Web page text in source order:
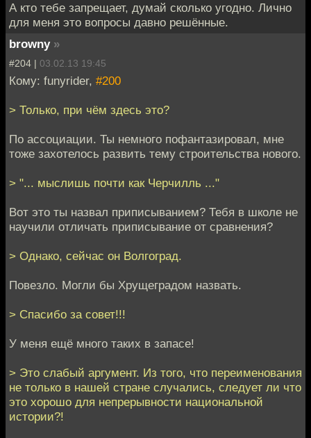
А кто тебе запрещает, думай сколько угодно. Лично
для меня это вопросы давно решённые.
browny »
#204 | 03.02.13 19:45
Кому: funyrider, #200
> Только, при чём здесь это?
По ассоциации. Ты немного пофантазировал, мне
тоже захотелось развить тему строительства нового.
> "... мыслишь почти как Черчилль ..."
Вот это ты назвал приписыванием? Тебя в школе не
научили отличать приписывание от сравнения?
> Однако, сейчас он Волгоград.
Повезло. Могли бы Хрущеградом назвать.
> Спасибо за совет!!!
У меня ещё много таких в запасе!
> Это слабый аргумент. Из того, что переименования
не только в нашей стране случались, следует ли что
это хорошо для непрерывности национальной
истории?!